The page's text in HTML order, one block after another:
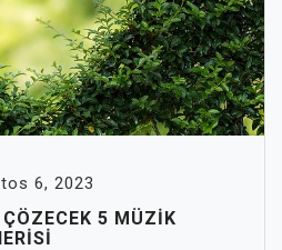
6, 2023
5 MÜZIK